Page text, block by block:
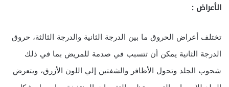
الأعراض :
تختلف أعراض الحروق ما بين الدرجة الثانية والدرجة الثالثة، حروق
الدرجة الثانية يمكن أن تتسبب في صدمة للمريض بما في ذلك
شحوب الجلد وتحول الأظافر والشفتين إلي اللون الأزرق، ويتعرض